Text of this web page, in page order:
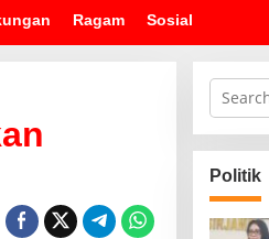
Ragam Sosial
S
r
c
h
f
o
Politik